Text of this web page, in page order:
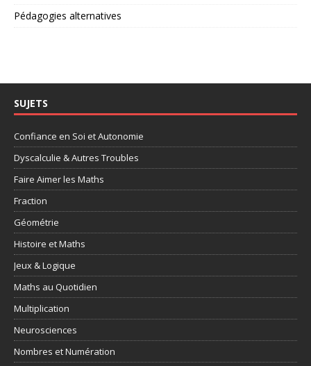
Pédagogies alternatives
SUJETS
Confiance en Soi et Autonomie
Dyscalculie & Autres Troubles
Faire Aimer les Maths
Fraction
Géométrie
Histoire et Maths
Jeux & Logique
Maths au Quotidien
Multiplication
Neurosciences
Nombres et Numération